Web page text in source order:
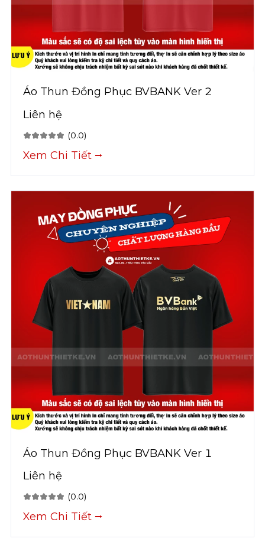
Áo Thun Đồng Phục BVBANK Ver 2
Liên hệ
(0.0)
Xem Chi Tiết ⭢
Áo Thun Đồng Phục BVBANK Ver 1
Liên hệ
(0.0)
Xem Chi Tiết ⭢